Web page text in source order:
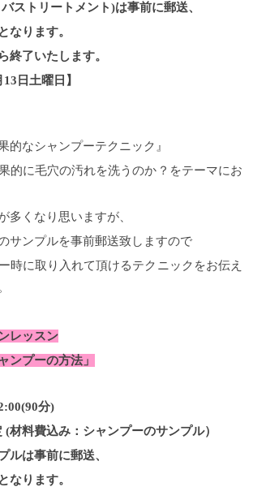
ストリートメント)は事前に郵送、
なります。
終了いたします。
日土曜日】
的なシャンプーテクニック』
的に毛穴の汚れを洗うのか？をテーマにお
多くなり思いますが、
サンプルを事前郵送致しますので
時に取り入れて頂けるテクニックをお伝え
レッスン
ンプーの方法」
分)
(材料費込み：シャンプーのサンプル）
ルは事前に郵送、
なります。